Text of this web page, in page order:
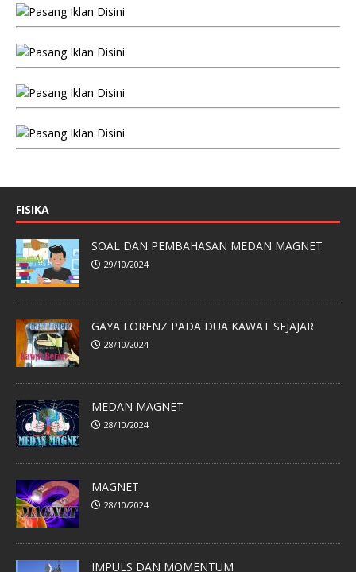
FISIKA
SOAL DAN PEMBAHASAN MEDAN MAGNET
29/10/2024
GAYA LORENZ PADA DUA KAWAT SEJAJAR
28/10/2024
MEDAN MAGNET
28/10/2024
MAGNET
28/10/2024
IMPULS DAN MOMENTUM